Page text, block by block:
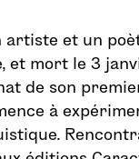
artiste et un
et mort le 3
de son
à